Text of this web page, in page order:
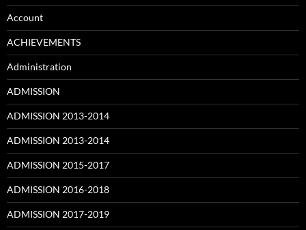
Account
ACHIEVEMENTS
Administration
ADMISSION
ADMISSION 2013-2014
ADMISSION 2013-2014
ADMISSION 2015-2017
ADMISSION 2016-2018
ADMISSION 2017-2019